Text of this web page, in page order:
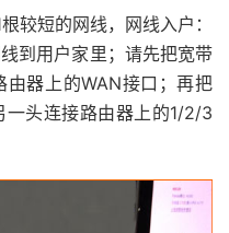
较短的网线，网线入户：
到用户家里；请先把宽带
器上的WAN接口；再把
一头连接路由器上的1/2/3